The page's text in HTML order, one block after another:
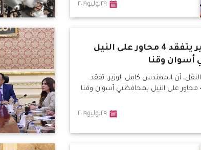
٢٩يوليو٢٠١٩
كامل الوزير يتفقد 4 محاور على النيل
أسوان وقنا
أن المهندس كامل الوزير، تفقد
اليوم الاثنين 4 محاور على النيل بمحافظتي أسوان وقنا
٢٩يوليو٢٠١٩